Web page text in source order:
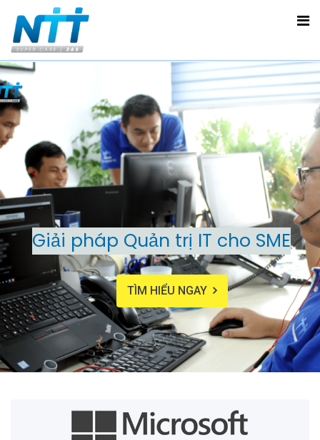
TÌM HIỂU NGAY
Giải pháp Quản trị IT cho SME